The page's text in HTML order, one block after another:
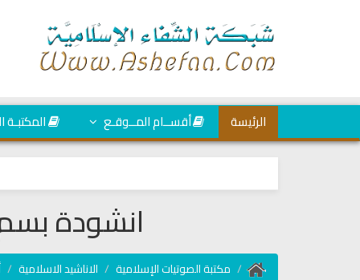
الرئيسة أقســام المــوقـع المكتبـة
انشودة بسم
مكتبة الصوتيات الإسلامية الاناشيد الاسلامية